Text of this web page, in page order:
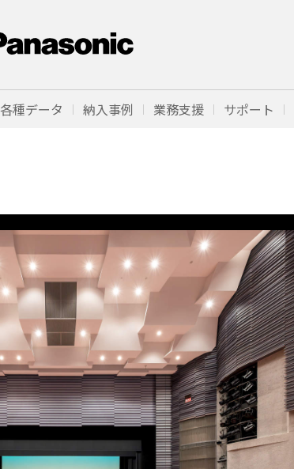
各種データ 納入事例 業務支援 サポート